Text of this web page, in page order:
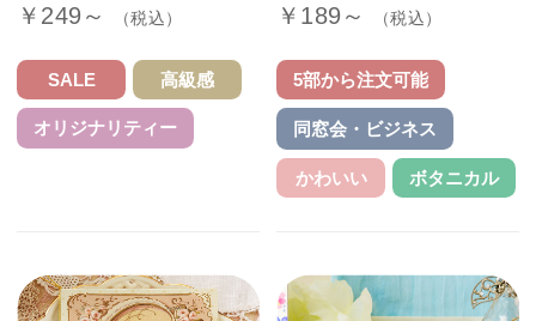
￥249～ （税込）
SALE 高級感
オリジナリティー
￥189～ （税込）
5部から注文可能
同窓会・ビジネス
かわいい ボタニカル